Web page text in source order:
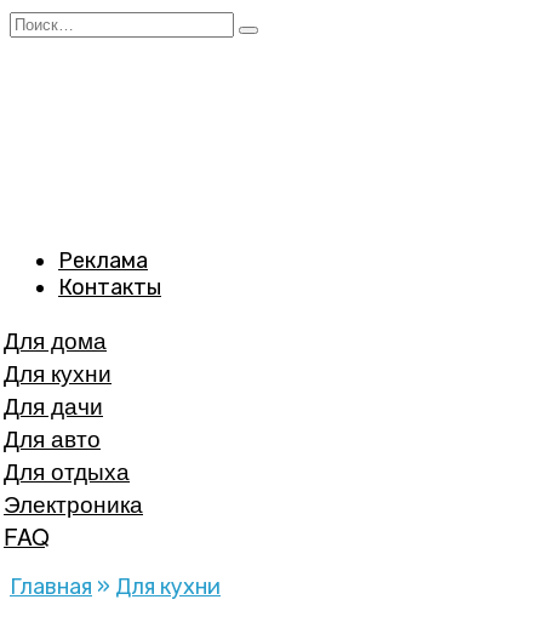
Перейти
Search
Реклама
Контакты
Для дома
Для кухни
Для дачи
Для авто
Для отдыха
Электроника
FAQ
Главная » Для кухни